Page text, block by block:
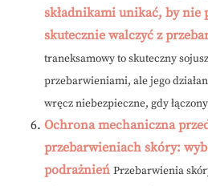
składnikami unikać, by nie
skutecznie walczyć z
traneksamowy to skuteczny
przebarwieniami, ale jego
wręcz niebezpieczne, gdy
Ochrona mechaniczna
przebarwieniach skóry:
podrażnień Przebarwienia